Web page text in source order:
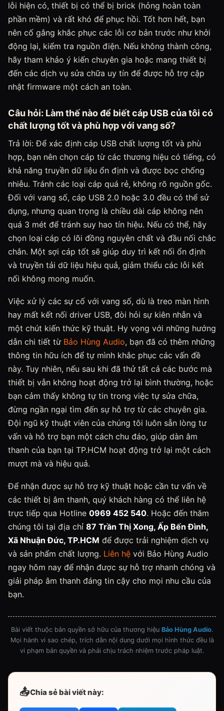
lỗi hiện có, thiết bị có thể bị brick (hỏng hoàn toàn
phần mềm) và rất khó để phục hồi. Tốt hơn hết, bạn
nên cố gắng khắc phục các lỗi cơ bản trước như khởi
động lại, kiểm tra nguồn điện. Nếu không thành công,
hãy tham khảo ý kiến chuyên gia hoặc mang thiết bị
đến các dịch vụ sửa chữa uy tín để được hỗ trợ cập
nhật firmware một cách an toàn.
Câu hỏi: Làm thế nào để biết cáp USB của tôi có
chất lượng tốt và phù hợp với vang số?
Trả lời: Để xác định cáp USB chất lượng tốt và phù
hợp, bạn nên chọn cáp từ các thương hiệu có tiếng, có
khả năng truyền dữ liệu ổn định và được bọc chống
nhiễu. Tránh các loại cáp quá rẻ, không rõ nguồn gốc.
Đối với vang số, cáp USB 2.0 hoặc 3.0 đều có thể sử
dụng, nhưng quan trọng là chiều dài cáp không nên
quá 3 mét để tránh suy hao tín hiệu. Nếu có thể, hãy
chọn loại cáp có lõi đồng nguyên chất và đầu nối chắc
chắn. Một sợi cáp tốt sẽ giúp duy trì kết nối ổn định
và truyền tải dữ liệu hiệu quả, giảm thiểu các lỗi kết
nối không mong muốn.
Việc xử lý các sự cố với vang số, dù là treo màn hình
hay mất kết nối driver USB, đòi hỏi sự kiên nhẫn và
một chút kiến thức kỹ thuật. Hy vọng với những hướng
dẫn chi tiết từ Bảo Hùng Audio, bạn đã có thêm những
thông tin hữu ích để tự mình khắc phục các vấn đề
này. Tuy nhiên, nếu sau khi đã thử tất cả các bước mà
thiết bị vẫn không hoạt động trở lại bình thường, hoặc
bạn cảm thấy không tự tin trong việc tự sửa chữa,
đừng ngần ngại tìm đến sự hỗ trợ từ các chuyên gia.
Đội ngũ kỹ thuật viên của chúng tôi luôn sẵn lòng tư
vấn và hỗ trợ bạn một cách chu đáo, giúp dàn âm
thanh của bạn tại TP.HCM hoạt động trở lại một cách
mượt mà và hiệu quả.
Để nhận được sự hỗ trợ kỹ thuật hoặc cần tư vấn về
các thiết bị âm thanh, quý khách hàng có thể liên hệ
trực tiếp qua Hotline 0969 452 540. Hoặc đến thăm
chúng tôi tại địa chỉ 87 Trần Thị Xong, Ấp Bến Đình,
Xã Nhuận Đức, TP.HCM để được trải nghiệm dịch vụ
và sản phẩm chất lượng. Liên hệ với Bảo Hùng Audio
ngay hôm nay để nhận được sự hỗ trợ nhanh chóng và
giải pháp âm thanh đáng tin cậy cho mọi nhu cầu của
bạn.
Bài viết thuộc bản quyền sở hữu của thương hiệu Bảo Hùng Audio.
Mọi hành vi sao chép, trích dẫn nội dung dưới mọi hình thức đều là
vi phạm bản quyền và phải chịu trách nhiệm trước pháp luật.
📤Chia sẻ bài viết này: